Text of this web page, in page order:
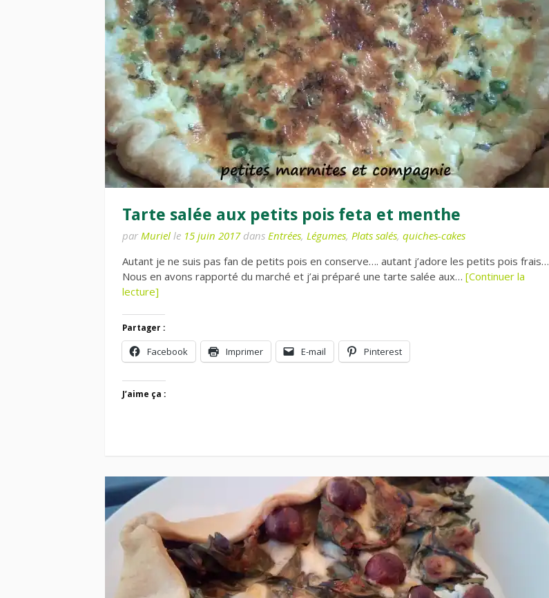
Tarte salée aux petits pois feta et menthe
par Muriel le 15 juin 2017dans Entrées, Légumes, Plats salés, quiches-cakes
Autant je ne suis pas fan de petits pois en conserve…. autant j’adore les petits pois frais…
Nous en avons rapporté du marché et j’ai préparé une tarte salée aux… [Continuer la
lecture]
Partager :
Facebook Imprimer E-mail Pinterest
J’aime ça :